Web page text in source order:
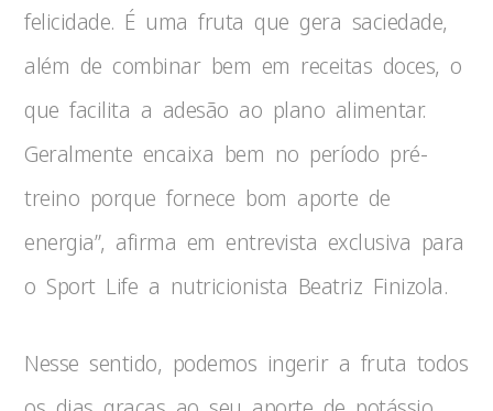
felicidade. É uma fruta que gera saciedade,
além de combinar bem em receitas doces, o
que facilita a adesão ao plano alimentar.
Geralmente encaixa bem no período pré-
treino porque fornece bom aporte de
energia”, afirma em entrevista exclusiva para
o Sport Life a nutricionista Beatriz Finizola.
Nesse sentido, podemos ingerir a fruta todos